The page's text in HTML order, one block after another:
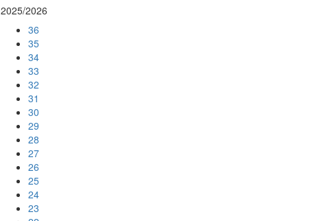
2025/2026
36
35
34
33
32
31
30
29
28
27
26
25
24
23